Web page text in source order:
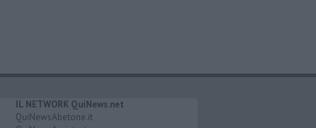
IL NETWORK QuiNews.net
QuiNewsAbetone.it